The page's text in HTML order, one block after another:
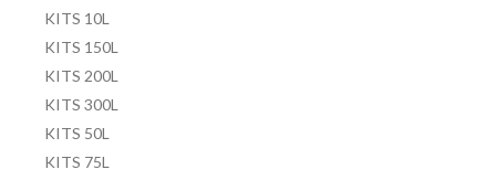
KITS 10L
KITS 150L
KITS 200L
KITS 300L
KITS 50L
KITS 75L